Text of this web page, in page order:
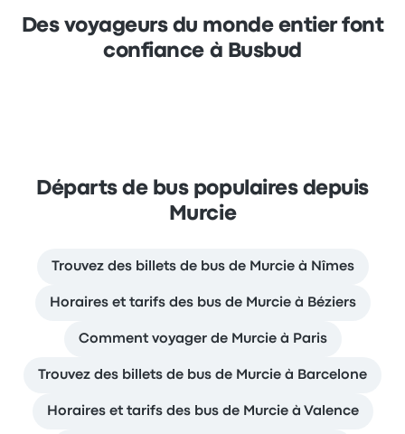
Des voyageurs du monde entier font
confiance à Busbud
Départs de bus populaires depuis
Murcie
Trouvez des billets de bus de Murcie à Nîmes
Horaires et tarifs des bus de Murcie à Béziers
Comment voyager de Murcie à Paris
Trouvez des billets de bus de Murcie à Barcelone
Horaires et tarifs des bus de Murcie à Valence